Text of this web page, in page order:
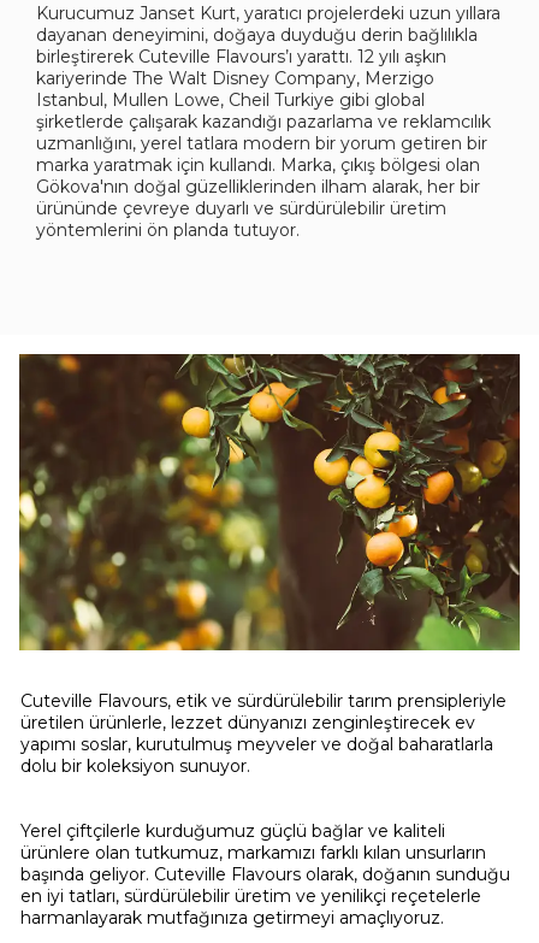
Kurucumuz Janset Kurt, yaratıcı projelerdeki uzun yıllara
dayanan deneyimini, doğaya duyduğu derin bağlılıkla
birleştirerek Cuteville Flavours’ı yarattı. 12 yılı aşkın
kariyerinde The Walt Disney Company, Merzigo
Istanbul, Mullen Lowe, Cheil Turkiye gibi global
şirketlerde çalışarak kazandığı pazarlama ve reklamcılık
uzmanlığını, yerel tatlara modern bir yorum getiren bir
marka yaratmak için kullandı. Marka, çıkış bölgesi olan
Gökova'nın doğal güzelliklerinden ilham alarak, her bir
ürününde çevreye duyarlı ve sürdürülebilir üretim
yöntemlerini ön planda tutuyor.
Cuteville Flavours, etik ve sürdürülebilir tarım prensipleriyle
üretilen ürünlerle, lezzet dünyanızı zenginleştirecek ev
yapımı soslar, kurutulmuş meyveler ve doğal baharatlarla
dolu bir koleksiyon sunuyor.
Yerel çiftçilerle kurduğumuz güçlü bağlar ve kaliteli
ürünlere olan tutkumuz, markamızı farklı kılan unsurların
başında geliyor. Cuteville Flavours olarak, doğanın sunduğu
en iyi tatları, sürdürülebilir üretim ve yenilikçi reçetelerle
harmanlayarak mutfağınıza getirmeyi amaçlıyoruz.